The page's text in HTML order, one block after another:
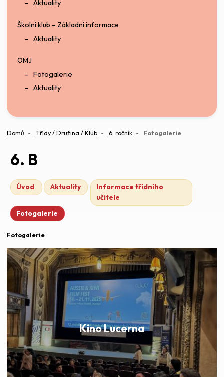
Aktuality
Školní klub – Základní informace
Aktuality
OMJ
Fotogalerie
Aktuality
Domů Třídy / Družina / Klub 6. ročník Fotogalerie(aktuální)
6. B
Úvod Aktuality
Informace třídního
učitele
Fotogalerie
Fotogalerie
Kino Lucerna